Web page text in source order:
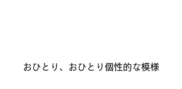
おひとり、おひとり個性的な模様